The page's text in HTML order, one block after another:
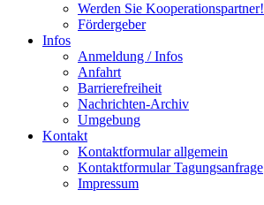
Werden Sie Kooperationspartner!
Fördergeber
Infos
Anmeldung / Infos
Anfahrt
Barrierefreiheit
Nachrichten-Archiv
Umgebung
Kontakt
Kontaktformular allgemein
Kontaktformular Tagungsanfrage
Impressum